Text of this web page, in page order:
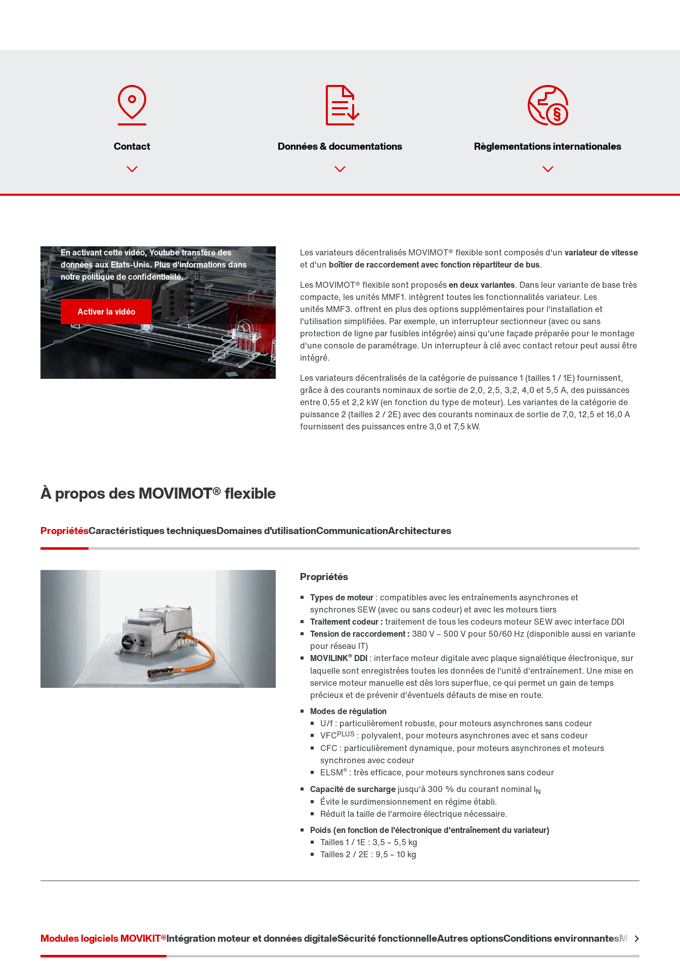
Contact Données & documentations Règlementations internationales
Adresses dans le monde
Adresses en France
En activant cette vidéo, Youtube transfère des
données aux Etats-Unis. Plus d'informations dans
notre politique de confidentialité.
Les variateurs décentralisés MOVIMOT® flexible sont composés d'unvariateur de vitesse
et d'un boîtier de raccordement avec fonction répartiteur de bus.
Les MOVIMOT® flexible sont proposésen deux variantes. Dans leur variante de base très
compacte, les unités MMF1. intègrent toutes les fonctionnalités variateur. Les
unités MMF3. offrent en plus des options supplémentaires pour l'installation et
l'utilisation simplifiées. Par exemple, un interrupteur sectionneur (avec ou sans
protection de ligne par fusibles intégrée) ainsi qu'une façade préparée pour le montage
d'une console de paramétrage. Un interrupteur à clé avec contact retour peut aussi être
intégré.
Les variateurs décentralisés de la catégorie de puissance 1 (tailles 1 / 1E) fournissent,
grâce à des courants nominaux de sortie de 2,0, 2,5, 3,2, 4,0 et 5,5 A, des puissances
entre 0,55 et 2,2 kW (en fonction du type de moteur). Les variantes de la catégorie de
puissance 2 (tailles 2 / 2E) avec des courants nominaux de sortie de 7,0, 12,5 et 16,0 A
fournissent des puissances entre 3,0 et 7,5 kW.
À propos des MOVIMOT® flexible
PropriétésCaractéristiques techniquesDomaines d'utilisationCommunicationArchitectures
Propriétés
Types de moteur : compatibles avec les entraînements asynchrones et
synchrones SEW (avec ou sans codeur) et avec les moteurs tiers
Traitement codeur : traitement de tous les codeurs moteur SEW avec interface DDI
Tension de raccordement : 380 V – 500 V pour 50/60 Hz (disponible aussi en variante
pour réseau IT)
MOVILINK® DDI : interface moteur digitale avec plaque signalétique électronique, sur
laquelle sont enregistrées toutes les données de l'unité d'entraînement. Une mise en
service moteur manuelle est dès lors superflue, ce qui permet un gain de temps
précieux et de prévenir d'éventuels défauts de mise en route.
Modes de régulation
U/f : particulièrement robuste, pour moteurs asynchrones sans codeur
VFCPLUS : polyvalent, pour moteurs asynchrones avec et sans codeur
CFC : particulièrement dynamique, pour moteurs asynchrones et moteurs
synchrones avec codeur
ELSM® : très efficace, pour moteurs synchrones sans codeur
Capacité de surcharge jusqu'à 300 % du courant nominal IN
Évite le surdimensionnement en régime établi.
Réduit la taille de l'armoire électrique nécessaire.
Poids (en fonction de l'électronique d'entraînement du variateur)
Tailles 1 / 1E : 3,5 – 5,5 kg
Tailles 2 / 2E : 9,5 – 10 kg
Modules logiciels MOVIKIT®Intégration moteur et données digitaleSécurité fonctionnelleAutres optionsConditions environnantesMarquages